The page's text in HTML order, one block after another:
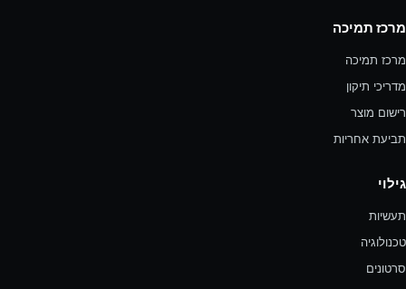
מרכז תמיכה
מרכז תמיכה
מדריכי תיקון
רישום מוצר
תביעת אחריות
גילוי
תעשיות
טכנולוגיה
סרטונים